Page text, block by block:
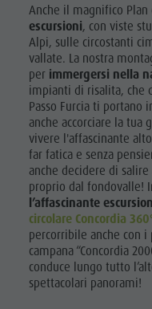
Anche il magnifico Plan
escursioni, con viste
Alpi, sulle circostanti
vallate. La nostra
per immergersi nella
impianti di risalita, che
Passo Furcia ti portano
anche accorciare la tua
vivere l'affascinante
far fatica e senza
anche decidere di
proprio dal fondovalle!
l’affascinante
circolare Concordia
percorribile anche con
campana “Concordia
conduce lungo tutto
spettacolari panorami!